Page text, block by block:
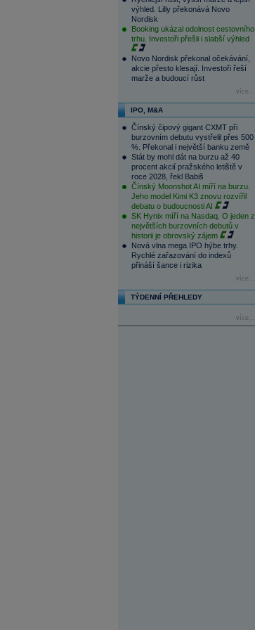
výhled. Lilly překonává Novo
Nordisk
Booking ukázal odolnost cestovního
trhu. Investoři přešli i slabší výhled
Novo Nordisk překonal očekávání,
akcie přesto klesají. Investoři řeší
marže a budoucí růst
více...
IPO, M&A
Čínský čipový gigant CXMT při
burzovním debutu vystřelil přes 500
%. Překonal i největší banku země
Stát by mohl dát na burzu až 40
procent akcií pražského letiště v
roce 2028, řekl Babiš
Čínský Moonshot AI míří na burzu.
Jeho model Kimi K3 znovu rozvířil
debatu o budoucnosti AI
SK Hynix míří na Nasdaq. O jeden z
největších burzovních debutů v
historii je obrovský zájem
Nová vlna mega IPO hýbe trhy.
Rychlé zařazování do indexů
přináší šance i rizika
více...
TÝDENNÍ PŘEHLEDY
více...